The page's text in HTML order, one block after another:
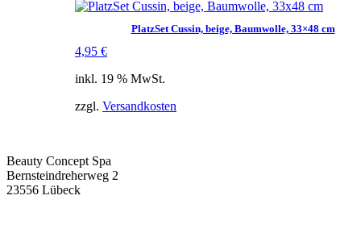
PlatzSet Cussin, beige, Baumwolle, 33×48 cm
4,95 €
inkl. 19 % MwSt.
zzgl. Versandkosten
Beauty Concept Spa
Bernsteindreherweg 2
23556 Lübeck